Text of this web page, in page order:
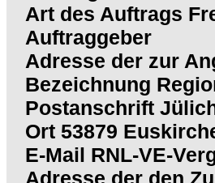
Art des Auftrags
Auftraggeber
Adresse der zur
Bezeichnung
Postanschrift
Ort 53879
E-Mail RNL-VE-
Adresse der den